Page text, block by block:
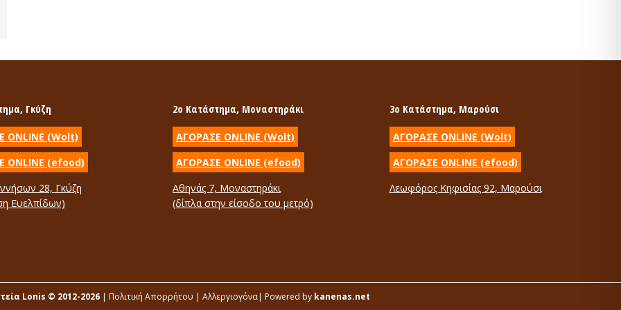
Γκύζη
ONLINE (Wolt)
ONLINE (efood)
28, Γκύζη
Ευελπίδων)
2ο Κατάστημα, Μοναστηράκι
ΑΓΟΡΑΣΕ ONLINE (Wolt)
ΑΓΟΡΑΣΕ ONLINE (efood)
Αθηνάς 7, Μοναστηράκι
(δίπλα στην είσοδο του μετρό)
3ο Κατάστημα, Μαρούσι
ΑΓΟΡΑΣΕ ONLINE (Wolt)
ΑΓΟΡΑΣΕ ONLINE (efood)
Λεωφόρος Κηφισίας 92, Μαρούσι
Lonis © 2012-2026 | Πολιτική Απορρήτου | Αλλεργιογόνα| Powered by kanenas.net